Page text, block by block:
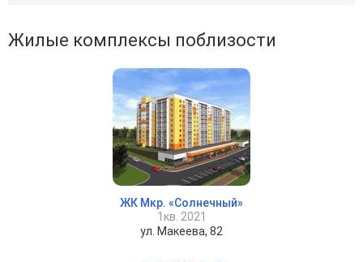
Жилые комплексы поблизости
ЖК Мкр. «Солнечный»
1кв. 2021
ул. Макеева, 82